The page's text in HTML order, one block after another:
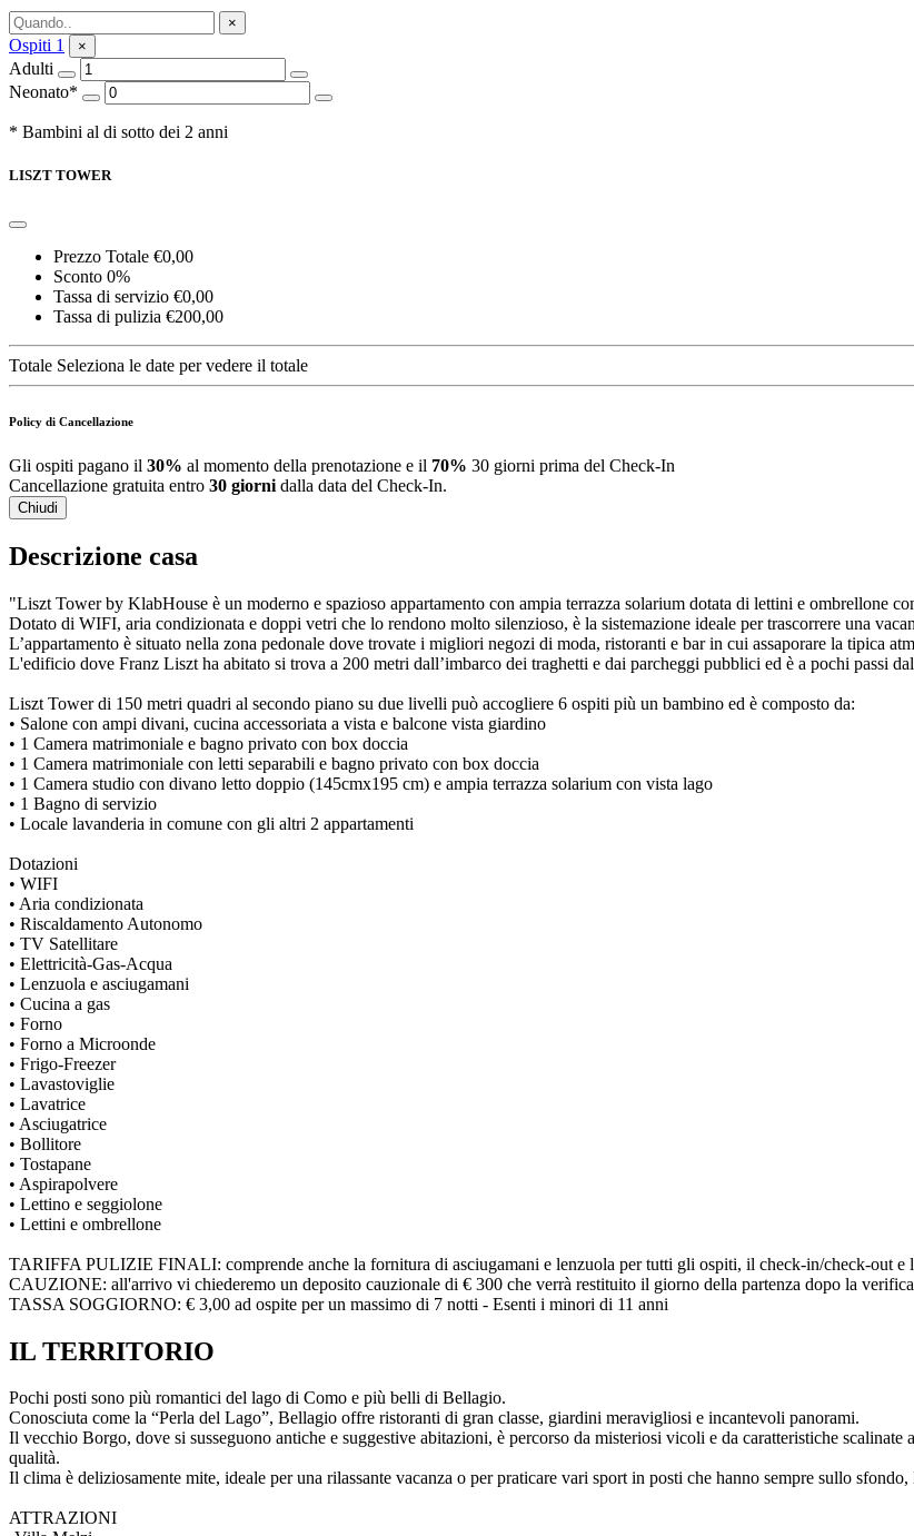
×
Ospiti 1 ×
Adulti
Neonato*
* Bambini al di sotto dei 2 anni
LISZT TOWER
Prezzo Totale €0,00
Sconto 0%
Tassa di servizio €0,00
Tassa di pulizia €200,00
Totale Seleziona le date per vedere il totale
Policy di Cancellazione
Gli ospiti pagano il 30% al momento della prenotazione e il 70% 30 giorni prima del Check-In
Cancellazione gratuita entro 30 giorni dalla data del Check-In.
Chiudi
Descrizione casa
"Liszt Tower by KlabHouse è un moderno e spazioso appartamento con ampia terrazza solarium dotata di lettini e ombrellone
Dotato di WIFI, aria condizionata e doppi vetri che lo rendono molto silenzioso, è la sistemazione ideale per trascorrere una
L’appartamento è situato nella zona pedonale dove trovate i migliori negozi di moda, ristoranti e bar in cui assaporare la tipica
L'edificio dove Franz Liszt ha abitato si trova a 200 metri dall’imbarco dei traghetti e dai parcheggi pubblici ed è a pochi passi
Liszt Tower di 150 metri quadri al secondo piano su due livelli può accogliere 6 ospiti più un bambino ed è composto da:
• Salone con ampi divani, cucina accessoriata a vista e balcone vista giardino
• 1 Camera matrimoniale e bagno privato con box doccia
• 1 Camera matrimoniale con letti separabili e bagno privato con box doccia
• 1 Camera studio con divano letto doppio (145cmx195 cm) e ampia terrazza solarium con vista lago
• 1 Bagno di servizio
• Locale lavanderia in comune con gli altri 2 appartamenti
Dotazioni
• WIFI
• Aria condizionata
• Riscaldamento Autonomo
• TV Satellitare
• Elettricità-Gas-Acqua
• Lenzuola e asciugamani
• Cucina a gas
• Forno
• Forno a Microonde
• Frigo-Freezer
• Lavastoviglie
• Lavatrice
• Asciugatrice
• Bollitore
• Tostapane
• Aspirapolvere
• Lettino e seggiolone
• Lettini e ombrellone
TARIFFA PULIZIE FINALI: comprende anche la fornitura di asciugamani e lenzuola per tutti gli ospiti, il check-in/check-out e
CAUZIONE: all'arrivo vi chiederemo un deposito cauzionale di € 300 che verrà restituito il giorno della partenza dopo la
TASSA SOGGIORNO: € 3,00 ad ospite per un massimo di 7 notti - Esenti i minori di 11 anni
IL TERRITORIO
Pochi posti sono più romantici del lago di Como e più belli di Bellagio.
Conosciuta come la “Perla del Lago”, Bellagio offre ristoranti di gran classe, giardini meravigliosi e incantevoli panorami.
Il vecchio Borgo, dove si susseguono antiche e suggestive abitazioni, è percorso da misteriosi vicoli e da caratteristiche
qualità.
Il clima è deliziosamente mite, ideale per una rilassante vacanza o per praticare vari sport in posti che hanno sempre sullo
ATTRAZIONI